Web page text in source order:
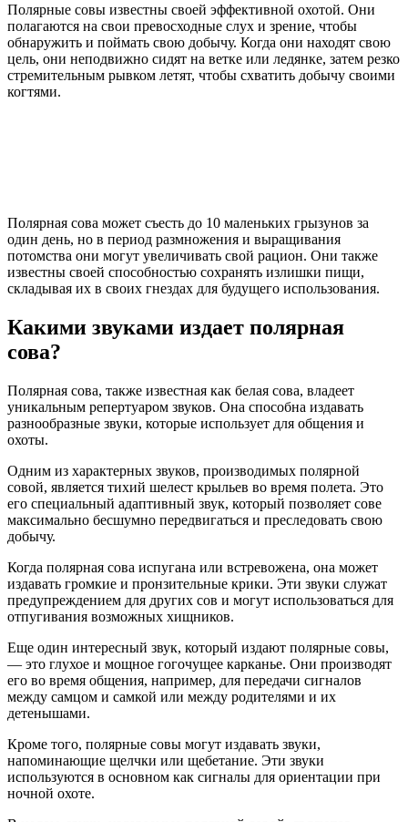
Полярные совы известны своей эффективной охотой. Они
полагаются на свои превосходные слух и зрение, чтобы
обнаружить и поймать свою добычу. Когда они находят свою
цель, они неподвижно сидят на ветке или ледянке, затем резко
стремительным рывком летят, чтобы схватить добычу своими
когтями.
Полярная сова может съесть до 10 маленьких грызунов за
один день, но в период размножения и выращивания
потомства они могут увеличивать свой рацион. Они также
известны своей способностью сохранять излишки пищи,
складывая их в своих гнездах для будущего использования.
Какими звуками издает полярная
сова?
Полярная сова, также известная как белая сова, владеет
уникальным репертуаром звуков. Она способна издавать
разнообразные звуки, которые использует для общения и
охоты.
Одним из характерных звуков, производимых полярной
совой, является тихий шелест крыльев во время полета. Это
его специальный адаптивный звук, который позволяет сове
максимально бесшумно передвигаться и преследовать свою
добычу.
Когда полярная сова испугана или встревожена, она может
издавать громкие и пронзительные крики. Эти звуки служат
предупреждением для других сов и могут использоваться для
отпугивания возможных хищников.
Еще один интересный звук, который издают полярные совы,
— это глухое и мощное гогочущее карканье. Они производят
его во время общения, например, для передачи сигналов
между самцом и самкой или между родителями и их
детенышами.
Кроме того, полярные совы могут издавать звуки,
напоминающие щелчки или щебетание. Эти звуки
используются в основном как сигналы для ориентации при
ночной охоте.